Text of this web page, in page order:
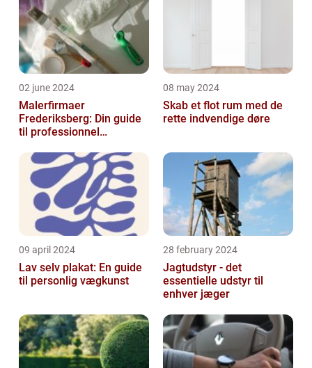
02 june 2024
Malerfirmaer
Frederiksberg: Din guide
til professionnel
08 may 2024
Skab et flot rum med de
rette indvendige døre
09 april 2024
Lav selv plakat: En guide
til personlig vægkunst
28 february 2024
Jagtudstyr - det
essentielle udstyr til
enhver jæger